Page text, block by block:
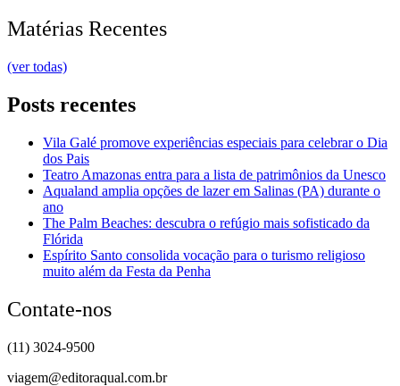
Matérias Recentes
(ver todas)
Posts recentes
Vila Galé promove experiências especiais para celebrar o Dia
dos Pais
Teatro Amazonas entra para a lista de patrimônios da Unesco
Aqualand amplia opções de lazer em Salinas (PA) durante o
ano
The Palm Beaches: descubra o refúgio mais sofisticado da
Flórida
Espírito Santo consolida vocação para o turismo religioso
muito além da Festa da Penha
Contate-nos
(11) 3024-9500
viagem@editoraqual.com.br